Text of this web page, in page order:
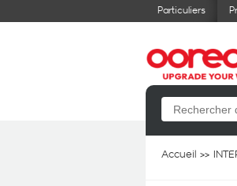
Particuliers
Accueil